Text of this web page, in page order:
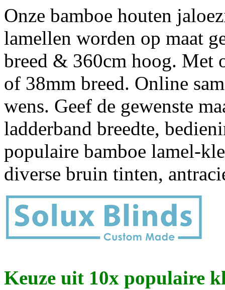
Onze bamboe houten
lamellen worden op maat
breed & 360cm hoog. Met
of 38mm breed. Online
wens. Geef de gewenste
ladderband breedte,
populaire bamboe lamel-
diverse bruin tinten,
Keuze uit 10x populaire